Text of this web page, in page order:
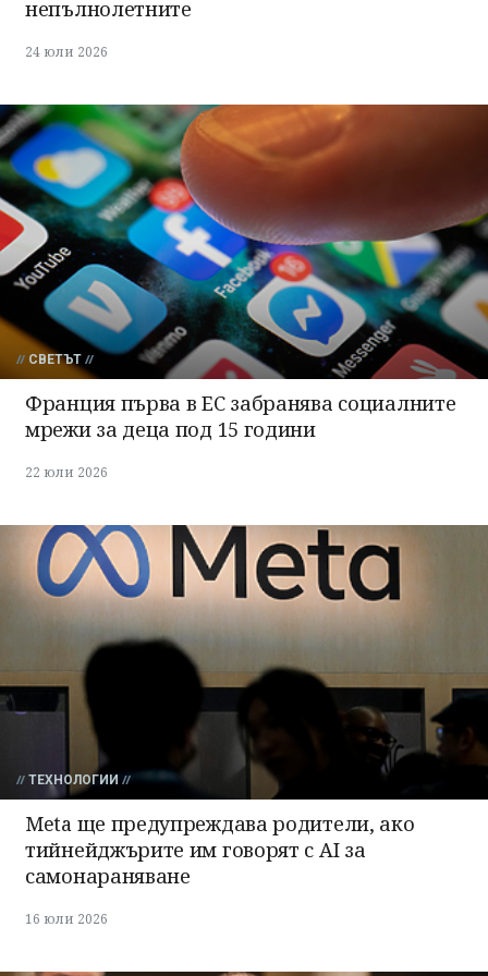
непълнолетните
24 юли 2026
СВЕТЪТ
Франция първа в ЕС забранява социалните
мрежи за деца под 15 години
22 юли 2026
ТЕХНОЛОГИИ
Meta ще предупреждава родители, ако
тийнейджърите им говорят с AI за
самонараняване
16 юли 2026